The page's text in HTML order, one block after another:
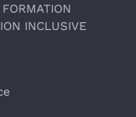
INCLUSIVE